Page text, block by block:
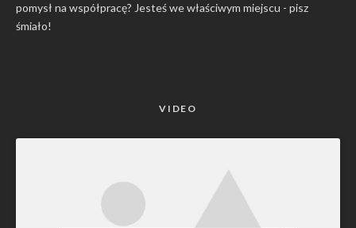
pomysł na współpracę? Jesteś we właściwym miejscu - pisz
śmiało!
VIDEO